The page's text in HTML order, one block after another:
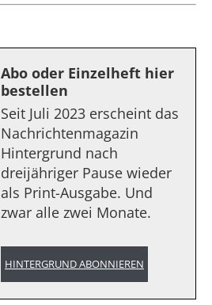
Abo oder Einzelheft hier
bestellen
Seit Juli 2023 erscheint das
Nachrichtenmagazin
Hintergrund nach
dreijähriger Pause wieder
als Print-Ausgabe. Und
zwar alle zwei Monate.
HINTERGRUND ABONNIEREN